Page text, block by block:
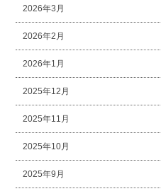
2026年3月
2026年2月
2026年1月
2025年12月
2025年11月
2025年10月
2025年9月